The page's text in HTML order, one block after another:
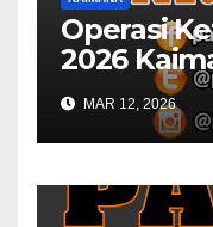
Operasi
2026
Personil
MAR 12, 2026